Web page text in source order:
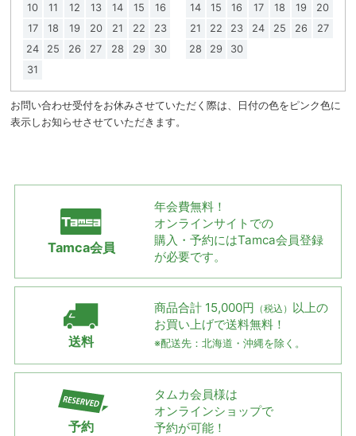
10
11 12 13 14 15
16
17
18 19 20 21 22
23
24
25 26 27 28 29
30
31
14
15 16 17 18 19
20
21
22 23 24 25 26
27
28
29 30
お問い合わせ受付をお休みさせていただく際は、日付の色をピンク色に
表示しお知らせさせていただきます。
Tamca会員
年会費無料！
オンラインサイトでの
購入・予約にはTamca会員登録
が必要です。
送料
商品合計 15,000円 （税込） 以上の
お買い上げで送料無料！
※配送先：北海道・沖縄を除く。
予約
タムカ会員様は
オンラインショップで
予約が可能！